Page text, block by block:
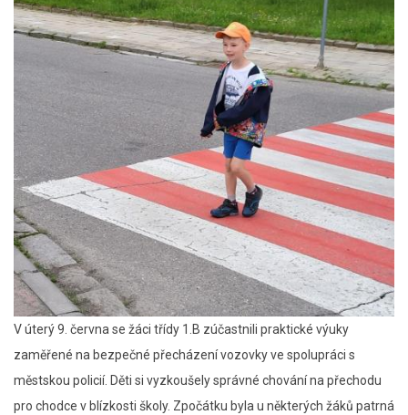
V úterý 9. června se žáci třídy 1.B zúčastnili praktické výuky
zaměřené na bezpečné přecházení vozovky ve spolupráci s
městskou policií. Děti si vyzkoušely správné chování na přechodu
pro chodce v blízkosti školy. Zpočátku byla u některých žáků patrná